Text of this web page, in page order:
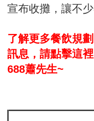
宣布收攤，讓不
了解更多餐飲規
訊息，請點擊這
688蕭先生~